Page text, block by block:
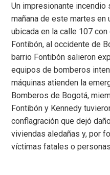
Un impresionante incendio
mañana de este martes en
ubicada en la calle 107
Fontibón, al occidente de
barrio Fontibón salieron
equipos de bomberos
máquinas atienden la
Bomberos de Bogotá,
Fontibón y Kennedy
conflagración que dejó
viviendas aledañas y, por
víctimas fatales o